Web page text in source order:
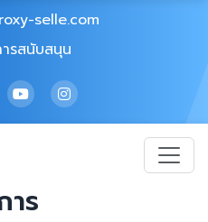
selle.com
รสนับสนุน
าร